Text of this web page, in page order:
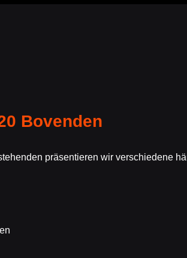
Bovenden
präsentieren wir verschiedene